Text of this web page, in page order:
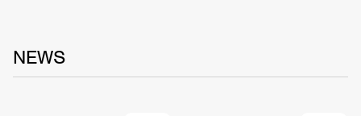
NEWS